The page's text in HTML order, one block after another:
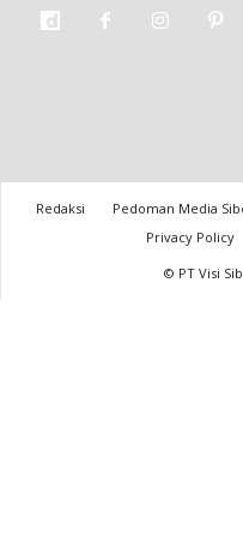
Redaksi Pedoman Media
Privacy Policy
© PT Visi